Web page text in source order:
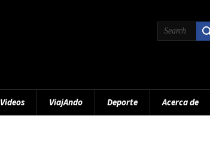
Videos ViajAndo Deporte Acerca de